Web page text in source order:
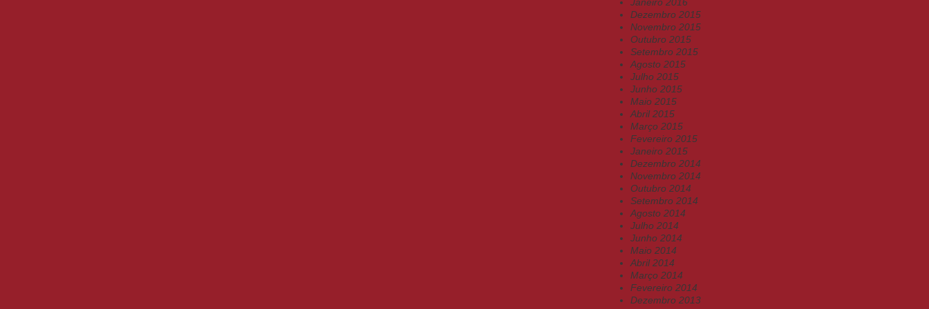
Dezembro 2015
Novembro 2015
Outubro 2015
Setembro 2015
Agosto 2015
Julho 2015
Junho 2015
Maio 2015
Abril 2015
Março 2015
Fevereiro 2015
Janeiro 2015
Dezembro 2014
Novembro 2014
Outubro 2014
Setembro 2014
Agosto 2014
Julho 2014
Junho 2014
Maio 2014
Abril 2014
Março 2014
Fevereiro 2014
Dezembro 2013